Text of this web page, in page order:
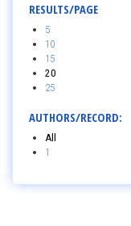
RESULTS/PAGE
5
10
15
20
25
AUTHORS/RECORD:
All
1